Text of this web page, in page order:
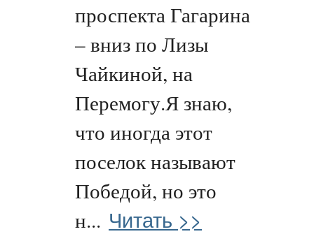
проспекта Гагарина
– вниз по Лизы
Чайкиной, на
Перемогу.Я знаю,
что иногда этот
поселок называют
Победой, но это
н... Читать >>